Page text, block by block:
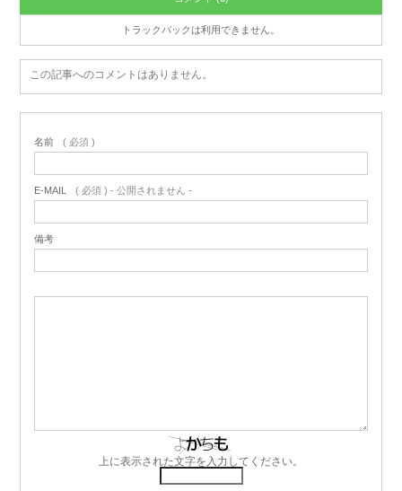
トラックバックは利用できません。
この記事へのコメントはありません。
名前 ( 必須 )
E-MAIL ( 必須 ) - 公開されません -
備考
上に表示された文字を入力してください。